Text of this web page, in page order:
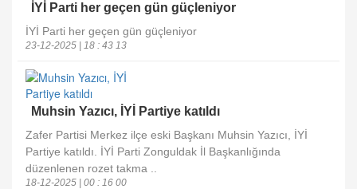
İYİ Parti her geçen gün güçleniyor
İYİ Parti her geçen gün güçleniyor
23-12-2025 | 18 : 43 13
Muhsin Yazıcı, İYİ Partiye katıldı
Zafer Partisi Merkez ilçe eski Başkanı Muhsin Yazıcı, İYİ
Partiye katıldı. İYİ Parti Zonguldak İl Başkanlığında
düzenlenen rozet takma ..
18-12-2025 | 00 : 16 00